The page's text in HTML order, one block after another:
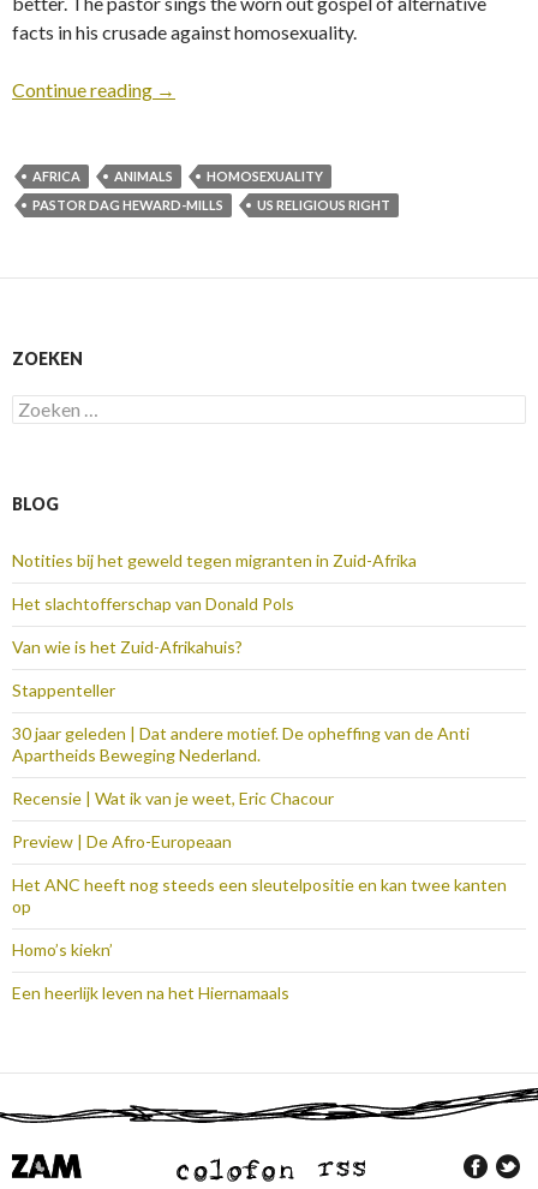
facts in his crusade against homosexuality.
Continue reading →
AFRICA ANIMALS
HOMOSEXUALITY
PASTOR DAG HEWARD-MILLS
US RELIGIOUS RIGHT
ZOEKEN
Zoeken
naar:
BLOG
Notities bij het geweld tegen migranten in Zuid-Afrika
Het slachtofferschap van Donald Pols
Van wie is het Zuid-Afrikahuis?
Stappenteller
30 jaar geleden | Dat andere motief. De opheffing van de Anti
Apartheids Beweging Nederland.
Recensie | Wat ik van je weet, Eric Chacour
Preview | De Afro-Europeaan
Het ANC heeft nog steeds een sleutelpositie en kan twee kanten
op
Homo’s kiekn’
Een heerlijk leven na het Hiernamaals